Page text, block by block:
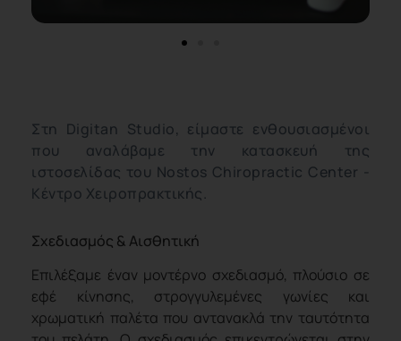
Στη Digitan Studio, είμαστε ενθουσιασμένοι
που αναλάβαμε την κατασκευή της
ιστοσελίδας του Nostos Chiropractic Center -
Κέντρο Χειροπρακτικής.
Σχεδιασμός & Αισθητική
Επιλέξαμε έναν μοντέρνο σχεδιασμό, πλούσιο σε
εφέ κίνησης, στρογγυλεμένες γωνίες και
χρωματική παλέτα που αντανακλά την ταυτότητα